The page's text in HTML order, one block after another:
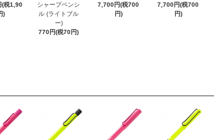
(税1,90
)
シャープペンシ
ル (ライトブル
ー)
770円(税70円)
7,700円(税700
円)
7,700円(税700
円)